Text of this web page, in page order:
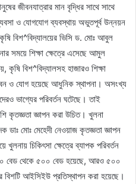
জীবনযাত্রার মান বৃদ্ধির সাথে সাথে
ও যোগযোগ ব্যবস্থায় অভুতপূর্ব উন্নয়ন
বিশ^বিদ্যালয়ের ভিসি ড. মোঃ আবুল
সময়ে শিক্ষা ক্ষেত্রে এসেছে আমুল
কৃষি বিশ^বিদ্যালসহ হাজারও শিক্ষা
ও যোগ হয়েছে আধুনিক স্থাপনা। অসংখ্য
ভাগ্যের পরিবর্তন ঘটেছে। তাই
কৃতজ্ঞতা জ্ঞাপন করা উচিত। খুলনা
ডাঃ মোঃ মেহেদী নেওয়াজ কৃতজ্ঞতা জ্ঞাপন
চিকিৎসা ক্ষেত্রে ব্যাপক পরিবর্তন
বেড থেকে ৫০০ বেড হয়েছে, আরও ৫০০
আইসিইউ প্রতিস্থাপন করা হয়েছে।